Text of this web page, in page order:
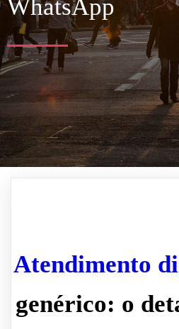
WhatsApp
Atendimento
genérico: o